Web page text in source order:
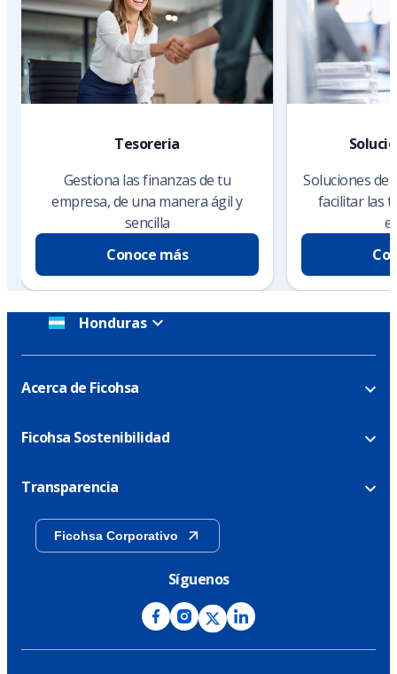
Tesoreria
Gestiona las finanzas de tu
empresa, de una manera ágil y
sencilla
Conoce más
Soluciones de
facilitar las
Honduras
Acerca de Ficohsa
Ficohsa Sostenibilidad
Transparencia
Ficohsa Corporativo
Síguenos